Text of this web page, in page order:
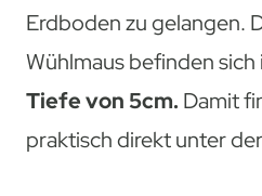
Erdboden zu gelangen.
Wühlmaus befinden sich
Tiefe von 5cm. Damit
praktisch direkt unter